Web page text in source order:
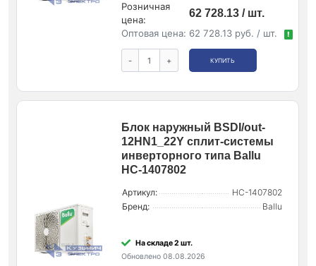
Розничная
цена:
62 728.13 / шт.
Оптовая цена: 62 728.13 руб. / шт. !
- + КУПИТЬ
Блок наружный BSDI/out-
12HN1_22Y сплит-системы
инверторного типа Ballu
НС-1407802
Артикул:
НС-1407802
Бренд:
Ballu
На складе 2 шт.
Обновлено 08.08.2026